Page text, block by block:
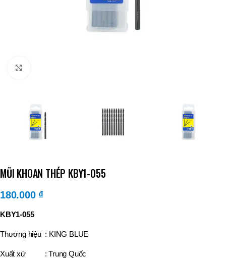
MŨI KHOAN THÉP KBY1-055
180.000 ₫
KBY1-055
Thương hiệu : KING BLUE
Xuất xứ : Trung Quốc